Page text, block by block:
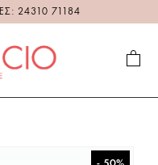
24310 71184